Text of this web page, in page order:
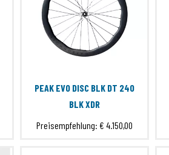
PEAK EVO DISC BLK DT 240
BLK XDR
Preisempfehlung: € 4.150,00